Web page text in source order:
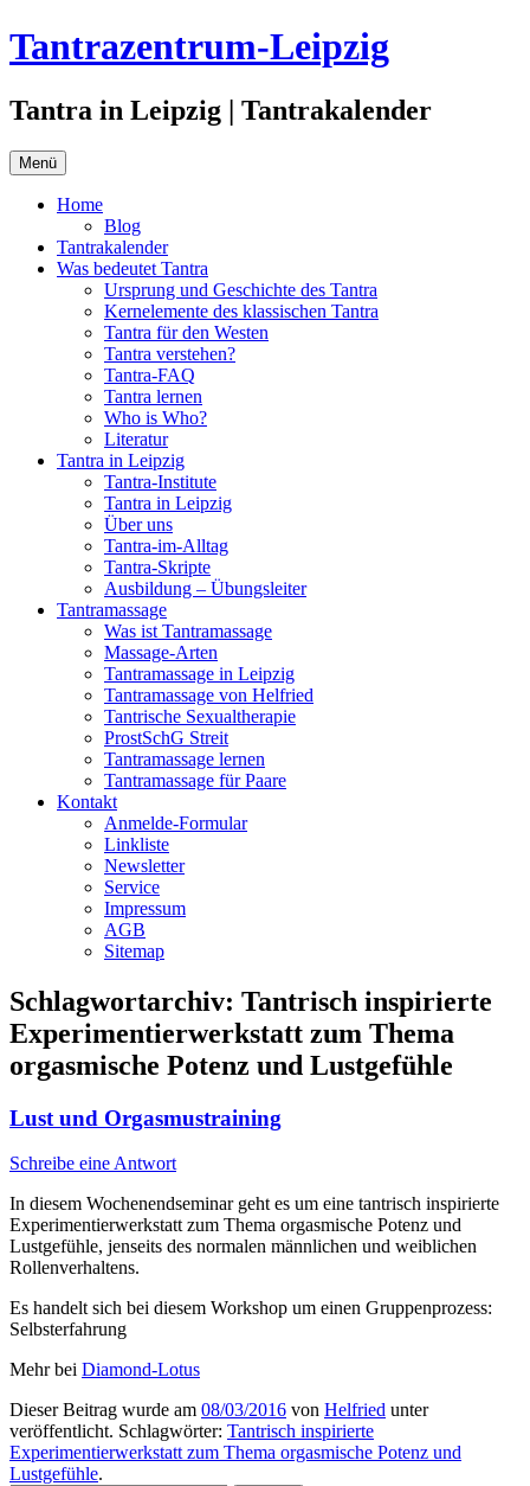
Zum
Inhalt
Tantrazentrum-Leipzig
Tantra in Leipzig | Tantrakalender
Menü
Home
Blog
Tantrakalender
Was bedeutet Tantra
Ursprung und Geschichte des Tantra
Kernelemente des klassischen Tantra
Tantra für den Westen
Tantra verstehen?
Tantra-FAQ
Tantra lernen
Who is Who?
Literatur
Tantra in Leipzig
Tantra-Institute
Tantra in Leipzig
Über uns
Tantra-im-Alltag
Tantra-Skripte
Ausbildung – Übungsleiter
Tantramassage
Was ist Tantramassage
Massage-Arten
Tantramassage in Leipzig
Tantramassage von Helfried
Tantrische Sexualtherapie
ProstSchG Streit
Tantramassage lernen
Tantramassage für Paare
Kontakt
Anmelde-Formular
Linkliste
Newsletter
Service
Impressum
AGB
Sitemap
Schlagwortarchiv: Tantrisch inspirierte
Experimentierwerkstatt zum Thema
orgasmische Potenz und Lustgefühle
Lust und Orgasmustraining
Schreibe eine Antwort
In diesem Wochenendseminar geht es um eine tantrisch inspirierte
Experimentierwerkstatt zum Thema orgasmische Potenz und
Lustgefühle, jenseits des normalen männlichen und weiblichen
Rollenverhaltens.
Es handelt sich bei diesem Workshop um einen Gruppenprozess:
Selbsterfahrung
Mehr bei Diamond-Lotus
Dieser Beitrag wurde am 08/03/2016 von Helfried unter
veröffentlicht. Schlagwörter: Tantrisch inspirierte
Experimentierwerkstatt zum Thema orgasmische Potenz und
Lustgefühle.